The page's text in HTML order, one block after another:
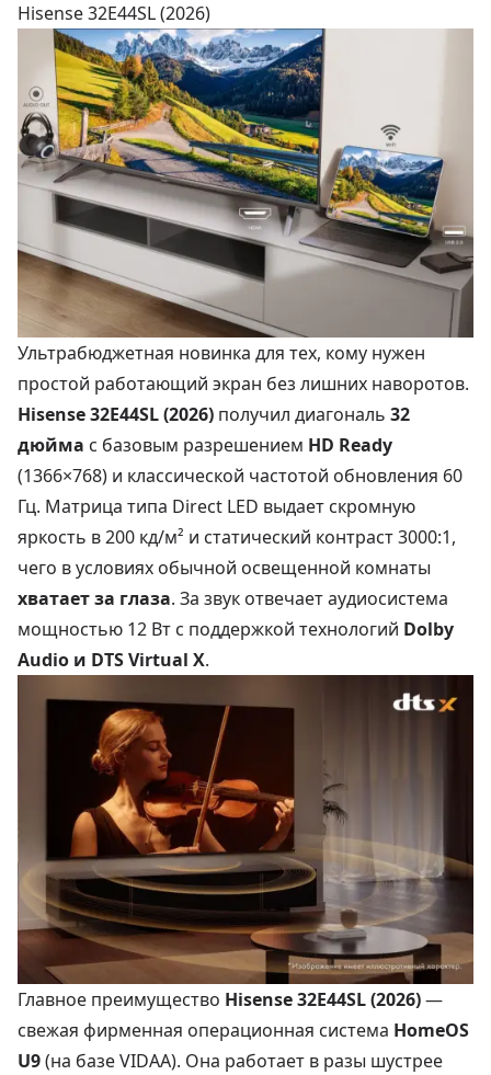
Hisense 32E44SL (2026)
Ультрабюджетная новинка для тех, кому нужен
простой работающий экран без лишних наворотов.
Hisense 32E44SL (2026) получил диагональ 32
дюйма с базовым разрешением HD Ready
(1366×768) и классической частотой обновления 60
Гц. Матрица типа Direct LED выдает скромную
яркость в 200 кд/м² и статический контраст 3000:1,
чего в условиях обычной освещенной комнаты
хватает за глаза. За звук отвечает аудиосистема
мощностью 12 Вт с поддержкой технологий Dolby
Audio и DTS Virtual X.
Главное преимущество Hisense 32E44SL (2026)—
свежая фирменная операционная система HomeOS
U9(на базе VIDAA). Она работает в разы шустрее